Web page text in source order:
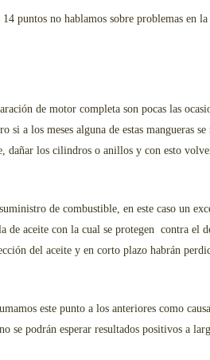
puntos no hablamos sobre problemas en
de motor completa son pocas las
si a los meses alguna de estas mangueras
dañar los cilindros o anillos y con esto
de combustible, en este caso un
aceite con la cual se protegen contra el
del aceite y en corto plazo habrán
este punto a los anteriores como
se podrán esperar resultados positivos a